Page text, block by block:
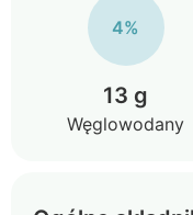
4%
13 g
Węglowodany